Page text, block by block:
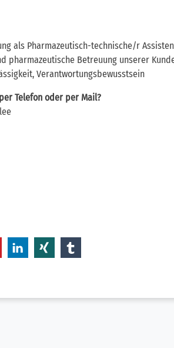
als Pharmazeutisch-technische/r
pharmazeutische Betreuung unserer
Verantwortungsbewusstsein
Telefon oder per Mail?